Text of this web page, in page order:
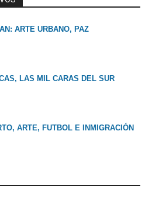
ARTE URBANO, PAZ
LAS MIL CARAS DEL SUR
ARTE, FUTBOL E INMIGRACIÓN